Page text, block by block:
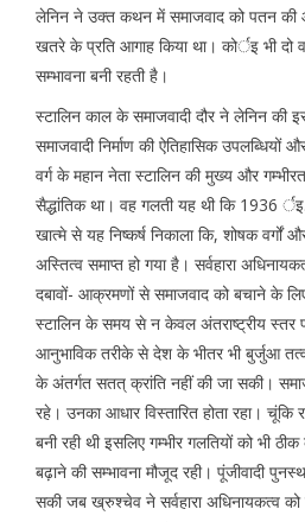
लेनिन ने उक्त कथन में समाजवाद को पतन
खतरे के प्रति आगाह किया था। कोर्इ भी दो
सम्भावना बनी रहती है।
स्टालिन काल के समाजवादी दौर ने लेनिन की
समाजवादी निर्माण की ऐतिहासिक उपलब्धियों
वर्ग के महान नेता स्टालिन की मुख्य और
सैद्धांतिक था। वह गलती यह थी कि 1936 र्इ.
खात्मे से यह निष्कर्ष निकाला कि, शोषक वर्गों
अस्तित्व समाप्त हो गया है। सर्वहारा
दबावों- आक्रमणों से समाजवाद को बचाने के
स्टालिन के समय से न केवल अंतराष्ट्रीय स्तर
आनुभाविक तरीके से देश के भीतर भी बुर्जुआ
के अंतर्गत सतत् क्रांति नहीं की जा सकी।
रहे। उनका आधार विस्तारित होता रहा। चूंकि
बनी रही थी इसलिए गम्भीर गलतियों को भी
बढ़ाने की सम्भावना मौजूद रही। पूंजीवादी
सकी जब ख्रुश्चेव ने सर्वहारा अधिनायकत्व